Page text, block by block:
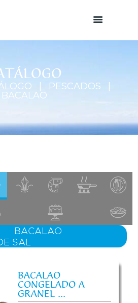
PESCADOS
BACALAO
BACALAO
SAL
BACALAO
CONGELADO A
GRANEL ...